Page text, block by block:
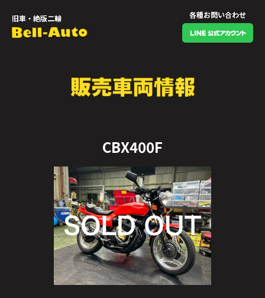
旧車・絶版二輪 各種お問い合わせ
CBX400F